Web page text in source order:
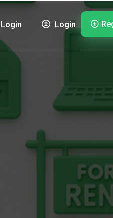
Login Login